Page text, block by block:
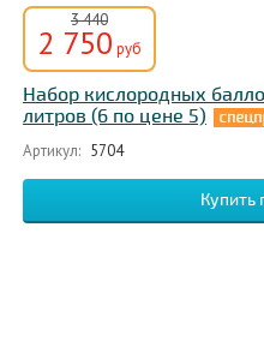
3 440
2 750 руб
Набор кислородных
литров (6 по цене 5)
Артикул: 5704